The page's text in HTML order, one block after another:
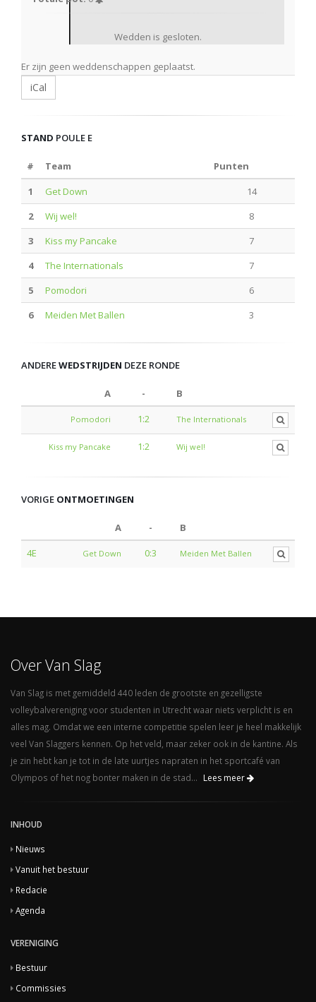
Wedden is gesloten.
Er zijn geen weddenschappen geplaatst.
iCal
STAND POULE E
# Team
Punten
1
Get Down
14
2
Wij wel!
8
3
Kiss my Pancake
7
4
The Internationals
7
5
Pomodori
6
6
Meiden Met Ballen 3
ANDEREWEDSTRIJDEN DEZE RONDE
A - B
Pomodori 1:2 The Internationals
Kiss my Pancake 1:2 Wij wel!
VORIGE ONTMOETINGEN
A -
B
4E
Get Down 0:3 Meiden Met Ballen
Over Van Slag
Van Slag is met gemiddeld 440 leden de grootste en gezelligste
volleybalvereniging voor studenten in Utrecht waar niets verplicht is en
alles mag. Omdat we een interne competitie spelen leer je heel makkelijk
veel Van Slaggers kennen. Op het veld, maar zeker ook in de kantine. Als
je zin hebt kan je tot in de late uurtjes napraten in het sportcafé van
Olympos of het nog bonter maken in de stad...
Lees meer
INHOUD
Nieuws
Vanuit het bestuur
Redacie
Agenda
VERENIGING
Bestuur
Commissies